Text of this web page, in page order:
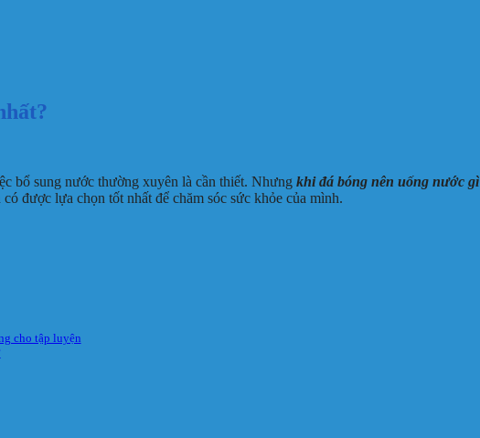
bổ sung nước thường xuyên là cần thiết. Nhưng khi đá bóng nên uống nước gì
có được lựa chọn tốt nhất để chăm sóc sức khỏe của mình.
cho tập luyện